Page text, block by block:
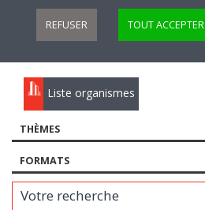
REFUSER TOUT ACCEPTER
Liste organismes
THÈMES
FORMATS
Votre recherche